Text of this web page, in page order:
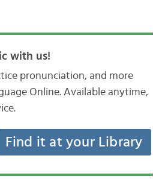
with us!
pronunciation, and more
Online. Available anytime,
Find it at your Library